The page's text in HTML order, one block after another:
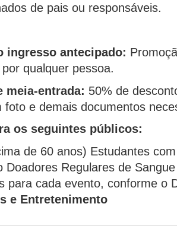
de pais ou responsáveis.
ingresso antecipado:
qualquer pessoa.
meia-entrada: 50% de
foto e demais documentos
os seguintes públicos:
de 60 anos) Estudantes
Doadores Regulares de Sangue
para cada evento, conforme o
e Entretenimento